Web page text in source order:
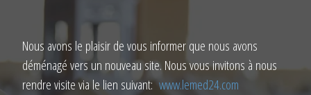
Nous avons le plaisir de vous informer que nous avons
déménagé vers un nouveau site. Nous vous invitons à nous
rendre visite via le lien suivant:www.lemed24.com